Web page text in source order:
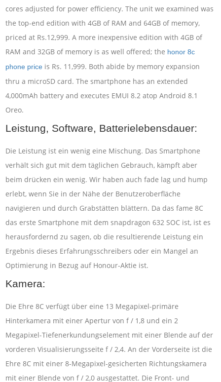
cores adjusted for power efficiency. The unit we examined was
the top-end edition with 4GB of RAM and 64GB of memory,
priced at Rs.12,999. A more inexpensive edition with 4GB of
RAM and 32GB of memory is as well offered; the honor 8c
phone price is Rs. 11,999. Both abide by memory expansion
thru a microSD card. The smartphone has an extended
4,000mAh battery and executes EMUI 8.2 atop Android 8.1
Oreo.
Leistung, Software, Batterielebensdauer:
Die Leistung ist ein wenig eine Mischung. Das Smartphone
verhält sich gut mit dem täglichen Gebrauch, kämpft aber
beim drücken ein wenig. Wir haben auch fade lag und hump
erlebt, wenn Sie in der Nähe der Benutzeroberfläche
navigieren und durch Grabstätten blättern. Da das fame 8C
das erste Smartphone mit dem snapdragon 632 SOC ist, ist es
herausfordernd zu sagen, ob die resultierende Leistung ein
Ergebnis dieses Erfahrungsschreibers oder ein Mangel an
Optimierung in Bezug auf Honour-Aktie ist.
Kamera:
Die Ehre 8C verfügt über eine 13 Megapixel-primäre
Hinterkamera mit einer Apertur von f / 1,8 und ein 2
Megapixel-Tiefenerkundungselement mit einer Blende auf der
vorderen Visualisierungsseite f / 2,4. An der Vorderseite ist die
Ehre 8C mit einer 8-Megapixel-gesicherten Richtungskamera
mit einer Blende von f / 2,0 ausgestattet. Die Front- und